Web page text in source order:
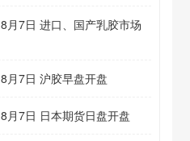
8月7日 进口、国产乳胶市场
8月7日 沪胶早盘开盘
8月7日 日本期货日盘开盘